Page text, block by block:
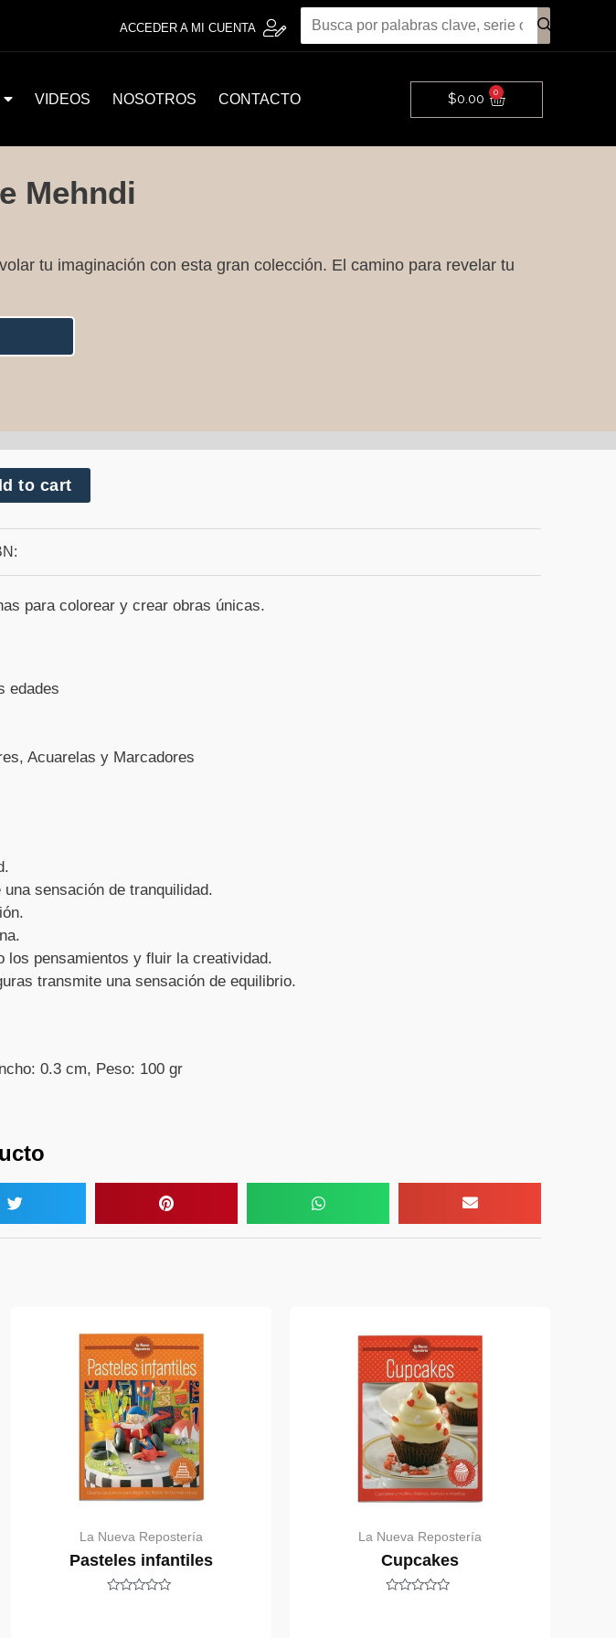
ACCEDER A MI CUENTA
VIDEOS NOSOTROS CONTACTO $0.00 0 Cart
Mehndi
tu imaginación con esta gran colección. El camino para revelar tu
to cart
para colorear y crear obras únicas.
edades
Acuarelas y Marcadores
sensación de tranquilidad.
los pensamientos y fluir la creatividad.
transmite una sensación de equilibrio.
0.3 cm, Peso: 100 gr
La Nueva Repostería
Pasteles infantiles
La Nueva Repostería
Cupcakes